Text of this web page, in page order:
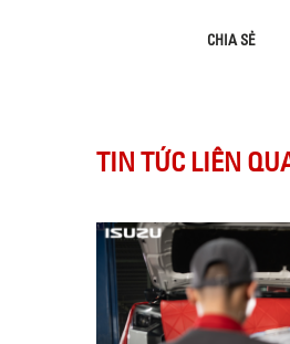
CHIA SẺ
TIN TỨC LIÊN